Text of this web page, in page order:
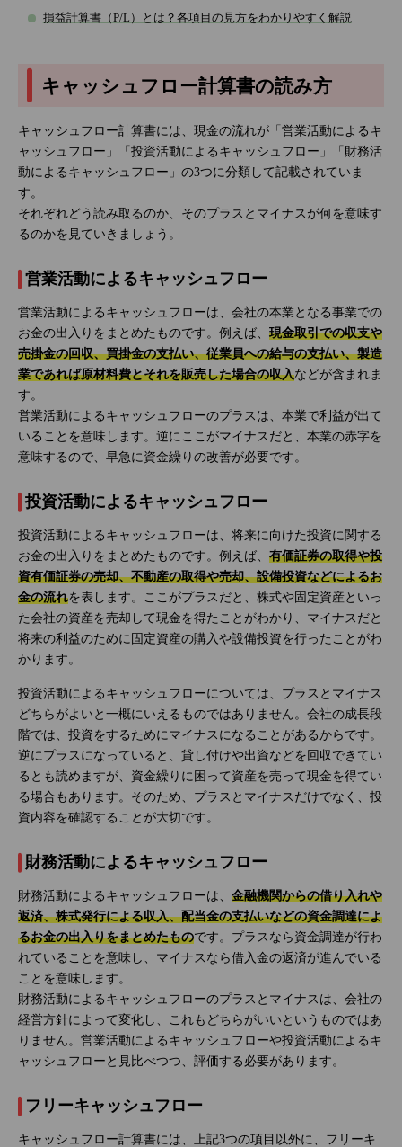
損益計算書（P/L）とは？各項目の見方をわかりやすく解説
キャッシュフロー計算書の読み方
キャッシュフロー計算書には、現金の流れが「営業活動によるキ
ャッシュフロー」「投資活動によるキャッシュフロー」「財務活
動によるキャッシュフロー」の3つに分類して記載されていま
す。
それぞれどう読み取るのか、そのプラスとマイナスが何を意味す
るのかを見ていきましょう。
営業活動によるキャッシュフロー
営業活動によるキャッシュフローは、会社の本業となる事業での
お金の出入りをまとめたものです。例えば、 現金取引での収支や
売掛金の回収、買掛金の支払い、従業員への給与の支払い、製造
業であれば原材料費とそれを販売した場合の収入などが含まれま
す。
営業活動によるキャッシュフローのプラスは、本業で利益が出て
いることを意味します。逆にここがマイナスだと、本業の赤字を
意味するので、早急に資金繰りの改善が必要です。
投資活動によるキャッシュフロー
投資活動によるキャッシュフローは、将来に向けた投資に関する
お金の出入りをまとめたものです。例えば、 有価証券の取得や投
資有価証券の売却、不動産の取得や売却、設備投資などによるお
金の流れを表します。ここがプラスだと、株式や固定資産といっ
た会社の資産を売却して現金を得たことがわかり、マイナスだと
将来の利益のために固定資産の購入や設備投資を行ったことがわ
かります。
投資活動によるキャッシュフローについては、プラスとマイナス
どちらがよいと一概にいえるものではありません。会社の成長段
階では、投資をするためにマイナスになることがあるからです。
逆にプラスになっていると、貸し付けや出資などを回収できてい
るとも読めますが、資金繰りに困って資産を売って現金を得てい
る場合もあります。そのため、プラスとマイナスだけでなく、投
資内容を確認することが大切です。
財務活動によるキャッシュフロー
財務活動によるキャッシュフローは、 金融機関からの借り入れや
返済、株式発行による収入、配当金の支払いなどの資金調達によ
るお金の出入りをまとめたものです。プラスなら資金調達が行わ
れていることを意味し、マイナスなら借入金の返済が進んでいる
ことを意味します。
財務活動によるキャッシュフローのプラスとマイナスは、会社の
経営方針によって変化し、これもどちらがいいというものではあ
りません。営業活動によるキャッシュフローや投資活動によるキ
ャッシュフローと見比べつつ、評価する必要があります。
フリーキャッシュフロー
キャッシュフロー計算書には、上記3つの項目以外に、フリーキ